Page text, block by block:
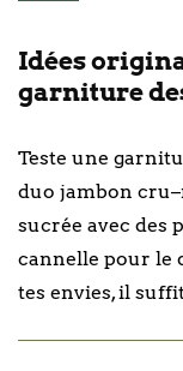
Idées
garniture
Teste une
duo jambon
sucrée avec des
cannelle pour le
tes envies, il